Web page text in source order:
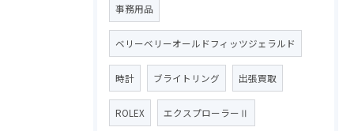
事務用品
ベリーベリーオールドフィッツジェラルド
時計 ブライトリング 出張買取
ROLEX エクスプローラーⅡ